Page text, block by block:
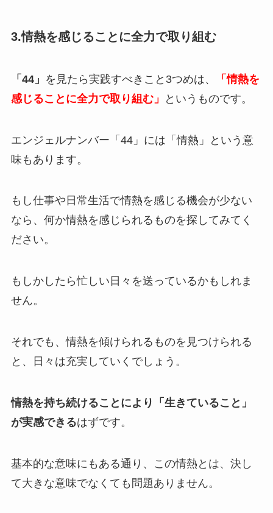
3.情熱を感じることに全力で取り組む
「44」 を見たら実践すべきこと3つめは、
「情熱を
感じることに全力で取り組む」
というものです。
エンジェルナンバー「44」には「情熱」という意
味もあります。
もし仕事や日常生活で情熱を感じる機会が少ない
なら、何か情熱を感じられるものを探してみてく
ださい。
もしかしたら忙しい日々を送っているかもしれま
せん。
それでも、情熱を傾けられるものを見つけられる
と、日々は充実していくでしょう。
情熱を持ち続けることにより「生きていること」
が実感できるはずです。
基本的な意味にもある通り、この情熱とは、決し
て大きな意味でなくても問題ありません。